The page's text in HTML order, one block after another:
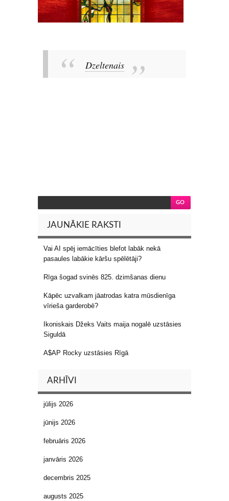
Dzeltenais
JAUNĀKIE RAKSTI
Vai AI spēj iemācīties blefot labāk nekā
pasaules labākie kāršu spēlētāji?
Rīga šogad svinēs 825. dzimšanas dienu
Kāpēc uzvalkam jāatrodas katra mūsdienīga
vīrieša garderobē?
Ikoniskais Džeks Vaits maija nogalē uzstāsies
Siguldā
A$AP Rocky uzstāsies Rīgā
ARHĪVI
jūlijs 2026
jūnijs 2026
februāris 2026
janvāris 2026
decembris 2025
augusts 2025